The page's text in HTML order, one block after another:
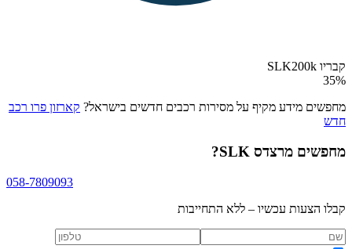
קבריו SLK200k
35%
מחפשים מידע מקיף על מסירות רכבים חדשים בישראל? קארזון פרו רכב
חדש
מחפשים מרצדס SLK ?
058-7809093
קבלו הצעות עכשיו – ללא התחייבות